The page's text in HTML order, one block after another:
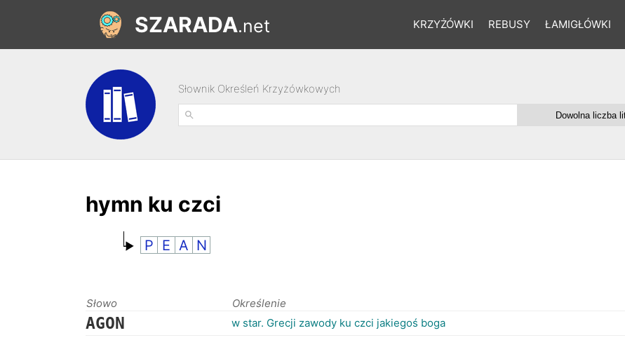
KRZYŻÓWKI REBUSY ŁAMIGŁÓWKI
SZARADA.net
Słownik Określeń Krzyżówkowych
hymn ku czci
P E A N
Słowo Określenie
AGON w star. Grecji zawody ku czci jakiegoś boga